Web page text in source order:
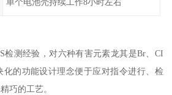
检测经验，对六种有害元素龙其是Br、CI
的功能设计理念便于应对指令进行、检
巧的工艺。